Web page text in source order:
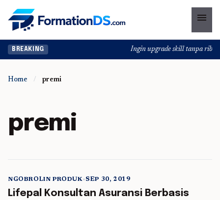
menu
BREAKING Ingin upgrade skill tanpa ribet?
Home / premi
premi
5 min read
NGOBROLIN PRODUK•SEP 30, 2019
Lifepal Konsultan Asuransi Berbasis